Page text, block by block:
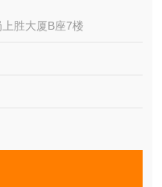
胜大厦B座7楼